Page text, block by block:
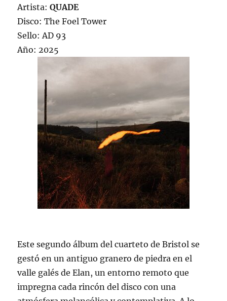
Artista:QUADE
Disco: The Foel Tower
Sello: AD 93
Año: 2025
Este segundo álbum del cuarteto de Bristol se
gestó en un antiguo granero de piedra en el
valle galés de Elan, un entorno remoto que
impregna cada rincón del disco con una